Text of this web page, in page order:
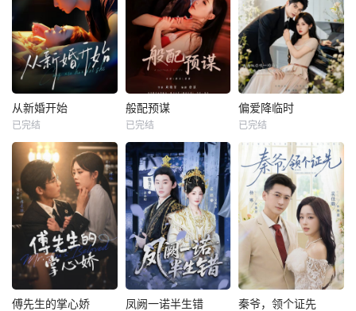
从新婚开始
已完结
般配预谋
已完结
偏爱降临时
已完结
傅先生的掌心娇 凤阙一诺半生错 秦爷，领个证先